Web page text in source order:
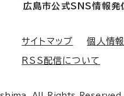
広島市公式SNS情報発
サイトマップ 個人情
RSS配信について